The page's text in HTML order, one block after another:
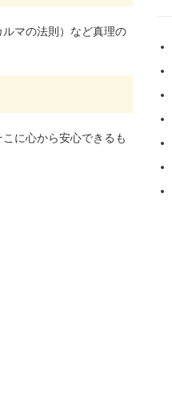
マの法則）など真理の
に心から安心できるも